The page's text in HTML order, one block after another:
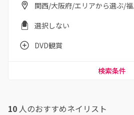
関西/大阪府/エリアから選ぶ/
選択しない
DVD観賞
検索条件
10 人のおすすめネイリスト